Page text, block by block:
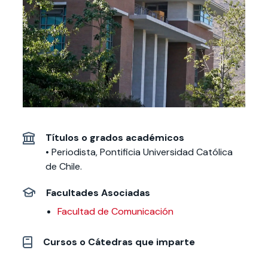
cursos
Especialidades y
estadías
Te puede
interesar:
International
students
Facultades
interesar:
2025
vinculación con la
sociedad
Extensión Cultural
Te puede interesar:Filantropía y Donaciones
intercambio
Servicios y apoyos
Te puede
interesar:
Explora el campus
Uandes
Noticias
estudiantiles
Títulos o grados académicos
• Periodista, Pontificia Universidad Católica
de Chile.
Facultades Asociadas
Facultad de Comunicación
Cursos o Cátedras que imparte